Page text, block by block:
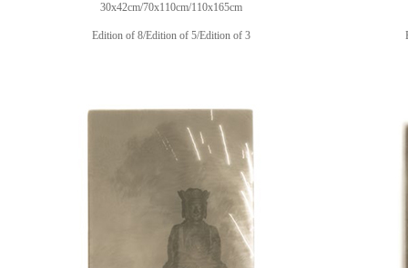
30x42cm/70x110cm/110x165cm
Edition of 8/Edition of 5/Edition of 3